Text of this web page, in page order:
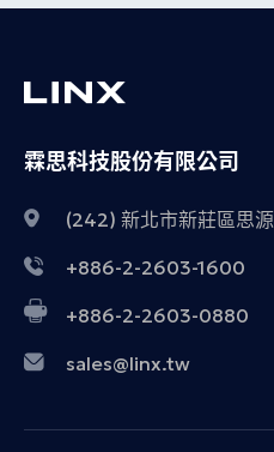
霖思科技股份有限公司
(242) 新北市新莊區思
+886-2-2603-1600
+886-2-2603-0880
sales@linx.tw